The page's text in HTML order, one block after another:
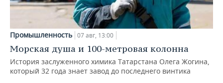
Промышленность 07 авг, 13:00
Морская душа и 100-метровая колонна
История заслуженного химика Татарстана Олега Жогина,
который 32 года знает завод до последнего винтика